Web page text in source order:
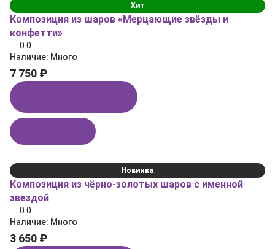
Хит
Композиция из шаров «Мерцающие звёзды и
конфетти»
0.0
Наличие: Много
7 750 ₽
Новинка
Композиция из чёрно‑золотых шаров с именной
звездой
0.0
Наличие: Много
3 650 ₽